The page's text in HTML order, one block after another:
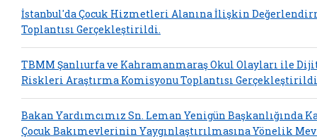
İstanbul'da Çocuk Hizmetleri Alanına İlişkin
Toplantısı Gerçekleştirildi.
TBMM Şanlıurfa ve Kahramanmaraş Okul Olayları ile
Riskleri Araştırma Komisyonu Toplantısı
Bakan Yardımcımız Sn. Leman Yenigün Başkanlığında
Çocuk Bakımevlerinin Yaygınlaştırılmasına Yönelik